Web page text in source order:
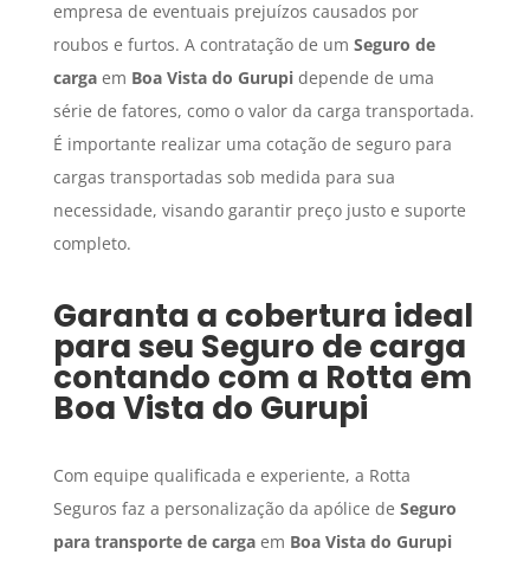
empresa de eventuais prejuízos causados por
roubos e furtos. A contratação de um Seguro de
cargaem Boa Vista do Gurupidepende de uma
série de fatores, como o valor da carga transportada.
É importante realizar uma cotação de seguro para
cargas transportadas sob medida para sua
necessidade, visando garantir preço justo e suporte
completo.
Garanta a cobertura ideal
para seu Seguro de carga
contando com a Rotta em
Boa Vista do Gurupi
Com equipe qualificada e experiente, a Rotta
Seguros faz a personalização da apólice de Seguro
para transporte de cargaem Boa Vista do Gurupi